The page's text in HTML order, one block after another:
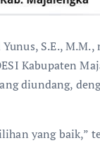
S.E., M.M.,
Kabupaten
diundang,
yang baik,”